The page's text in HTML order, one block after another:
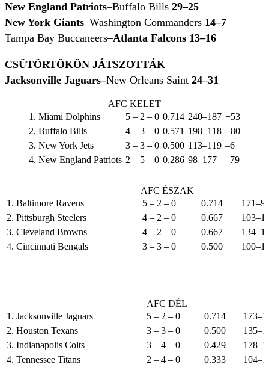
New England Patriots–Buffalo Bills 29–25
New York Giants–Washington Commanders 14–7
Tampa Bay Buccaneers–Atlanta Falcons 13–16
CSÜTÖRTÖKÖN JÁTSZOTTÁK
Jacksonville Jaguars–New Orleans Saint 24–31
AFC KELET
1. Miami Dolphins
5 – 2 – 0 0.714 240–187 +53
2. Buffalo Bills
4 – 3 – 0 0.571 198–118 +80
3. New York Jets
3 – 3 – 0 0.500 113–119 –6
4. New England Patriots 2 – 5 – 0 0.286 98–177 –79
AFC ÉSZAK
1. Baltimore Ravens
5 – 2 – 0 0.714
2. Pittsburgh Steelers
4 – 2 – 0 0.667
3. Cleveland Browns
4 – 2 – 0 0.667
4. Cincinnati Bengals
3 – 3 – 0 0.500
AFC DÉL
1. Jacksonville Jaguars
5 – 2 – 0 0.714
2. Houston Texans
3 – 3 – 0 0.500
3. Indianapolis Colts
3 – 4 – 0 0.429
4. Tennessee Titans
2 – 4 – 0 0.333